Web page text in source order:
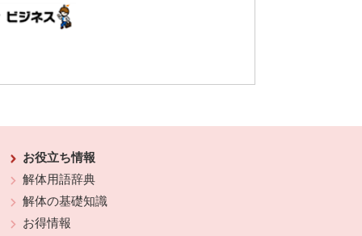
お役立ち情報
解体用語辞典
解体の基礎知識
お得情報